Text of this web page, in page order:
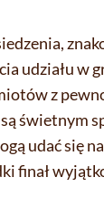
udziału w
z
świetnym
udać się
finał